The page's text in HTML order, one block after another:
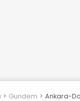
Gundem Ankara-